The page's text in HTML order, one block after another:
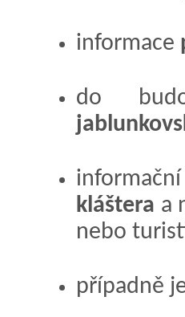
informace
do
kláštera a
nebo
případně